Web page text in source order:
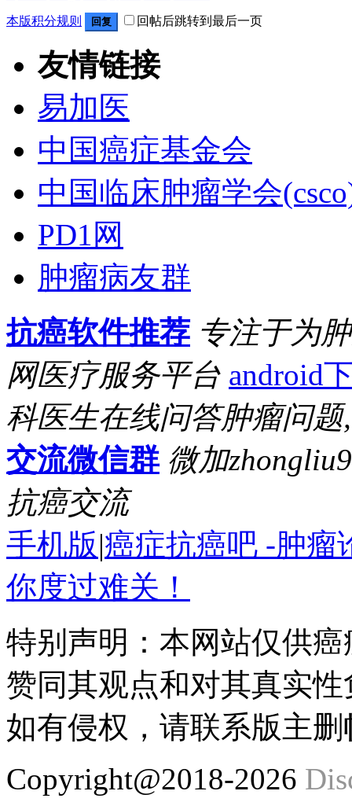
本版积分规则 回复 回帖后跳转到最后一页
友情链接
易加医
中国癌症基金会
中国临床肿瘤学会
PD1网
肿瘤病友群
抗癌软件推荐 专注于为
网医疗服务平台 android
科医生在线问答肿瘤问
交流微信群 微加
抗癌交流
手机版|癌症抗癌吧 -肿瘤
你度过难关！
特别声明：本网站仅供
赞同其观点和对其真实
如有侵权，请联系版主删
Copyright@2018-2026